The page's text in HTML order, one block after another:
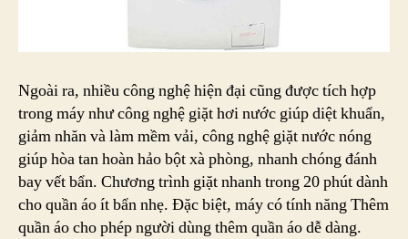
Ngoài ra, nhiều công nghệ hiện đại cũng được tích hợp
trong máy như công nghệ giặt hơi nước giúp diệt khuẩn,
giảm nhăn và làm mềm vải, công nghệ giặt nước nóng
giúp hòa tan hoàn hảo bột xà phòng, nhanh chóng đánh
bay vết bẩn. Chương trình giặt nhanh trong 20 phút dành
cho quần áo ít bẩn nhẹ. Đặc biệt, máy có tính năng Thêm
quần áo cho phép người dùng thêm quần áo dễ dàng.